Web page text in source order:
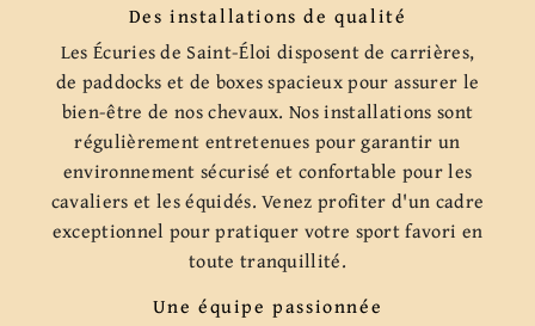
Des installations de qualité
Les Écuries de Saint-Éloi disposent de carrières,
de paddocks et de boxes spacieux pour assurer le
bien-être de nos chevaux. Nos installations sont
régulièrement entretenues pour garantir un
environnement sécurisé et confortable pour les
cavaliers et les équidés. Venez profiter d'un cadre
exceptionnel pour pratiquer votre sport favori en
toute tranquillité.
Une équipe passionnée